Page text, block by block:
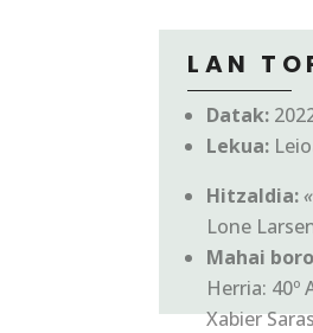
LAN
Datak:
Lekua:
Hitzaldia:
Lone
Mahai
Herria: 40º
Xabier